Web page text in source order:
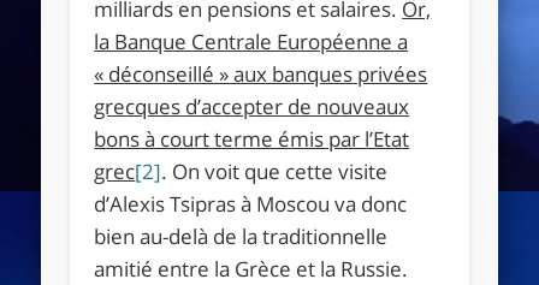
milliards en pensions et salaires. Or,
la Banque Centrale Européenne a
« déconseillé » aux banques privées
grecques d’accepter de nouveaux
bons à court terme émis par l’Etat
grec[2]. On voit que cette visite
d’Alexis Tsipras à Moscou va donc
bien au-delà de la traditionnelle
amitié entre la Grèce et la Russie.